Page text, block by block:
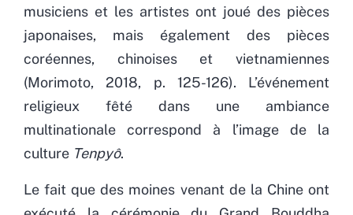
musiciens et les artistes ont joué des pièces
japonaises, mais également des pièces
coréennes, chinoises et vietnamiennes
(Morimoto, 2018, p. 125-126). L’événement
religieux fêté dans une ambiance
multinationale correspond à l’image de la
culture Tenpyô.
Le fait que des moines venant de la Chine ont